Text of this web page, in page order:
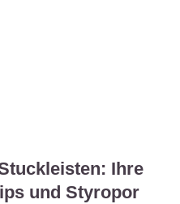
Ihre
und Styropor